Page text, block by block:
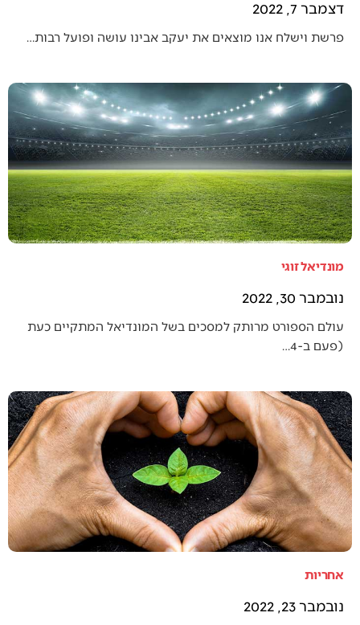
דצמבר 7, 2022
פרשת וישלח אנו מוצאים את יעקב אבינו עושה ופועל רבות…
מונדיאל זוגי
נובמבר 30, 2022
עולם הספורט מרותק למסכים בשל המונדיאל המתקיים כעת
(פעם ב-4…
אחריות
נובמבר 23, 2022